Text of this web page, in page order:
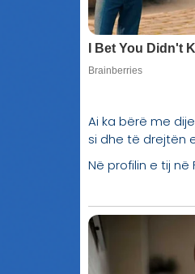
Ai ka bërë me
si dhe të drejtën
Në profilin e tij